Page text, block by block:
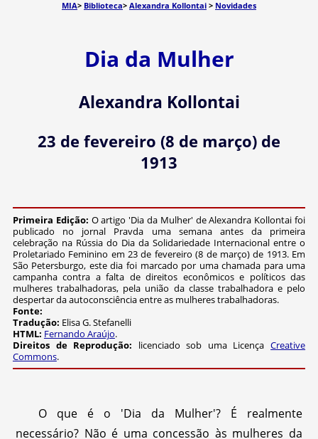
MIA> Biblioteca> Alexandra Kollontai > Novidades
Dia da Mulher
Alexandra Kollontai
23 de fevereiro (8 de março) de
1913
Primeira Edição: O artigo 'Dia da Mulher' de Alexandra Kollontai foi
publicado no jornal Pravda uma semana antes da primeira
celebração na Rússia do Dia da Solidariedade Internacional entre o
Proletariado Feminino em 23 de fevereiro (8 de março) de 1913. Em
São Petersburgo, este dia foi marcado por uma chamada para uma
campanha contra a falta de direitos econômicos e políticos das
mulheres trabalhadoras, pela união da classe trabalhadora e pelo
despertar da autoconsciência entre as mulheres trabalhadoras.
Fonte:
Tradução: Elisa G. Stefanelli
HTML: Fernando Araújo.
Direitos de Reprodução: licenciado sob uma LicençaCreative
Commons.
O que é o 'Dia da Mulher'? É realmente
necessário? Não é uma concessão às mulheres da